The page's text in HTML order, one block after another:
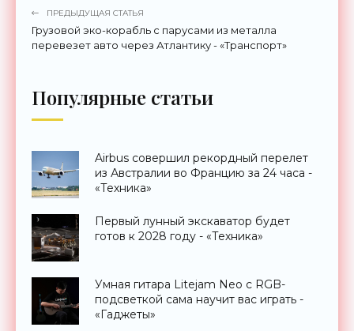
ПРЕДЫДУЩАЯ СТАТЬЯ
Грузовой эко-корабль с парусами из металла
перевезет авто через Атлантику - «Транспорт»
Популярные статьи
Airbus совершил рекордный перелет
из Австралии во Францию за 24 часа -
«Техника»
Первый лунный экскаватор будет
готов к 2028 году - «Техника»
Умная гитара Litejam Neo с RGB-
подсветкой сама научит вас играть -
«Гаджеты»